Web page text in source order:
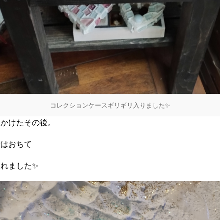
コレクションケースギリギリ入りました✨
けたその後。
おちて
ました✨